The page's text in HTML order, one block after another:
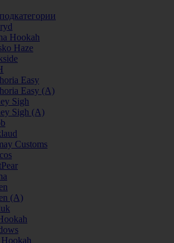
Hookah
Haze
Easy
Easy (А)
Sigh
Sigh (А)
Customs
(А)
Hookah